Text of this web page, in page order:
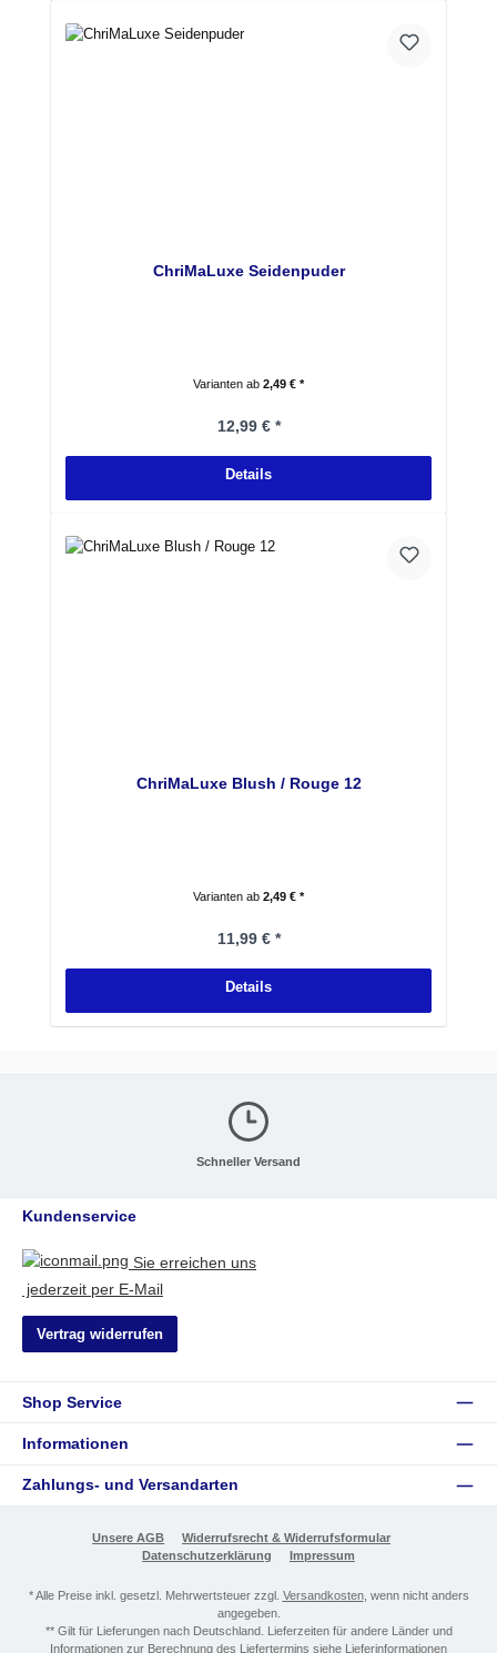
ChriMaLuxe Seidenpuder
Varianten ab 2,49 € *
Regulärer Preis:
12,99 € *
Details
ChriMaLuxe Blush / Rouge 12
Varianten ab 2,49 € *
Regulärer Preis:
11,99 € *
Details
Schneller Versand
Kundenservice
Sie erreichen uns
jederzeit per E-Mail
Vertrag widerrufen
Shop Service
Informationen
Zahlungs- und Versandarten
Unsere AGB
Widerrufsrecht & Widerrufsformular
Datenschutzerklärung
Impressum
* Alle Preise inkl. gesetzl. Mehrwertsteuer zzgl. Versandkosten, wenn nicht anders
angegeben.
** Gilt für Lieferungen nach Deutschland. Lieferzeiten für andere Länder und
Informationen zur Berechnung des Liefertermins siehe Lieferinformationen